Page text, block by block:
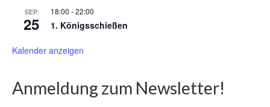
SEP.
25
18:00 -22:00
1. Königsschießen
Kalender anzeigen
Anmeldung zum Newsletter!